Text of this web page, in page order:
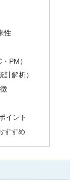
性
PM）
解析）
イント
すすめ